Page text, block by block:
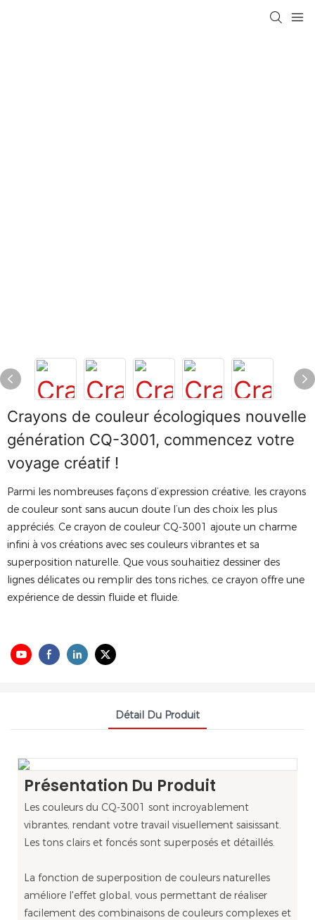
Crayons de couleur écologiques nouvelle
génération CQ-3001, commencez votre
voyage créatif !
Parmi les nombreuses façons d’expression créative, les crayons
de couleur sont sans aucun doute l’un des choix les plus
appréciés. Ce crayon de couleur CQ-3001 ajoute un charme
infini à vos créations avec ses couleurs vibrantes et sa
superposition naturelle. Que vous souhaitiez dessiner des
lignes délicates ou remplir des tons riches, ce crayon offre une
expérience de dessin fluide et fluide.
Détail Du Produit
Présentation Du Produit
Les couleurs du CQ-3001 sont incroyablement
vibrantes, rendant votre travail visuellement saisissant.
Les tons clairs et foncés sont superposés et détaillés.
La fonction de superposition de couleurs naturelles
améliore l'effet global, vous permettant de réaliser
facilement des combinaisons de couleurs complexes et